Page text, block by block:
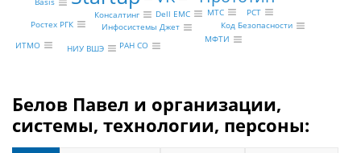
Dell EMC
Ростех РГК
МТС
Инфосистемы Джет Код Безопасности
РСТ
Консалтинг
ИТМО НИУ ВШЭ РАН СО
МФТИ
Белов Павел и организации,
системы, технологии, персоны: